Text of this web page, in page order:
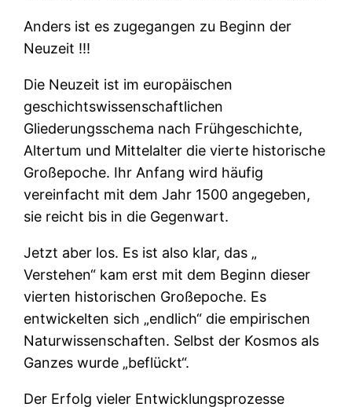
Anders ist es zugegangen zu Beginn der
Neuzeit !!!
Die Neuzeit ist im europäischen
geschichtswissenschaftlichen
Gliederungsschema nach Frühgeschichte,
Altertum und Mittelalter die vierte historische
Großepoche. Ihr Anfang wird häufig
vereinfacht mit dem Jahr 1500 angegeben,
sie reicht bis in die Gegenwart.
Jetzt aber los. Es ist also klar, das „
Verstehen“ kam erst mit dem Beginn dieser
vierten historischen Großepoche. Es
entwickelten sich „endlich“ die empirischen
Naturwissenschaften. Selbst der Kosmos als
Ganzes wurde „beflückt“.
Der Erfolg vieler Entwicklungsprozesse